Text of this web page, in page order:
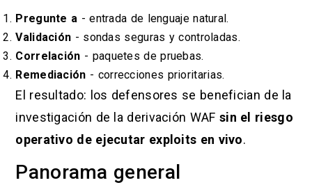
Pregunte a - entrada de lenguaje natural.
Validación - sondas seguras y controladas.
Correlación - paquetes de pruebas.
Remediación - correcciones prioritarias.
El resultado: los defensores se benefician de la
investigación de la derivación WAF sin el riesgo
operativo de ejecutar exploits en vivo.
Panorama general